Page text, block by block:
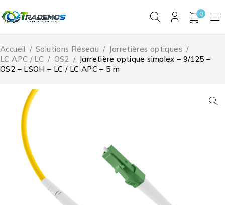
0
Accueil / Solutions Réseau / Jarretières optiques /
LC APC / LC / OS2 / Jarretière optique simplex – 9/125 –
OS2 – LSOH – LC / LC APC – 5 m